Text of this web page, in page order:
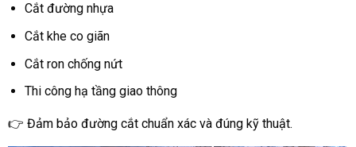
Cắt đường nhựa
Cắt khe co giãn
Cắt ron chống nứt
Thi công hạ tầng giao thông
👉 Đảm bảo đường cắt chuẩn xác và đúng kỹ thuật.